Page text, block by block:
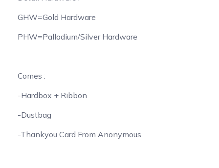
GHW=Gold Hardware
PHW=Palladium/Silver Hardware
Comes :
-Hardbox + Ribbon
-Dustbag
-Thankyou Card From Anonymous